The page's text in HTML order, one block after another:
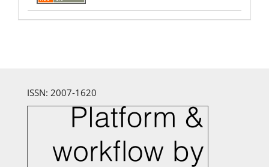
ISSN: 2007-1620